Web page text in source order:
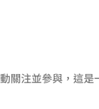
關注並參與，這